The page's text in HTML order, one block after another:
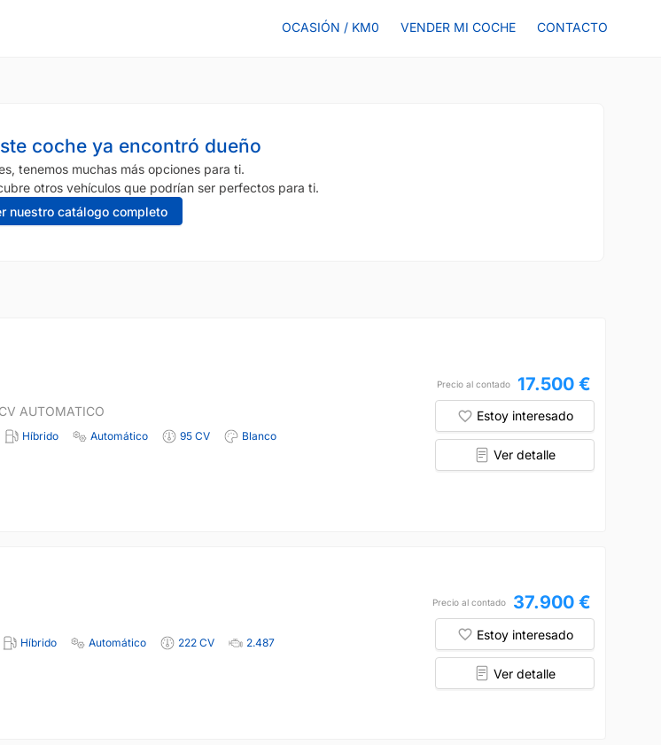
OCASIÓN / KM0 VENDER MI COCHE CONTACTO
coche ya encontró dueño
tenemos muchas más opciones para ti.
otros vehículos que podrían ser perfectos para ti.
nuestro catálogo completo
AUTOMATICO
Híbrido Automático 95 CV
Blanco
Precio al contado 17.500 €
Estoy interesado
Ver detalle
Híbrido Automático 222 CV
2.487
Precio al contado 37.900 €
Estoy interesado
Ver detalle